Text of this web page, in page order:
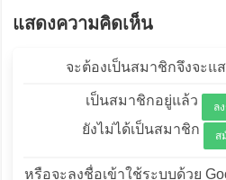
แสดงความคิดเห็น
จะต้องเป็นสมาชิกจึงจะแ
เป็นสมาชิกอยู่แล้ว ล
ยังไม่ได้เป็นสมาชิก ส
หรือจะลงชื่อเข้าใช้ระบบด้วย